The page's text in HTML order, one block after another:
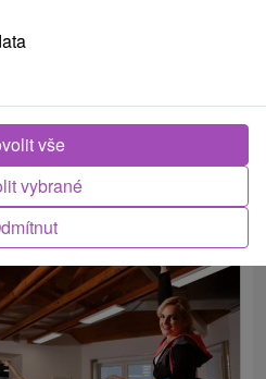
seniory v srdci Turca s
cenu
Teplice
prohlídku, 8
a volný vstup do
či SPA & AQUAPARKu.
vybrané
vše